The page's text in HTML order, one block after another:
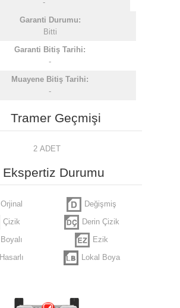
-
Garanti Durumu:
Bitti
Garanti Bitiş Tarihi:
-
Muayene Bitiş Tarihi:
-
Tramer Geçmişi
2 ADET
Ekspertiz Durumu
Orjinal
Değişmiş
Çizik
Derin Çizik
Boyalı
Ezik
Hasarlı
Lokal Boya